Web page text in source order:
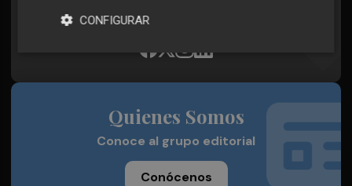
Plaza Podcast, desde cualquier medio
Quienes Somos
Conoce al grupo editorial
Conócenos
CONFIGURAR